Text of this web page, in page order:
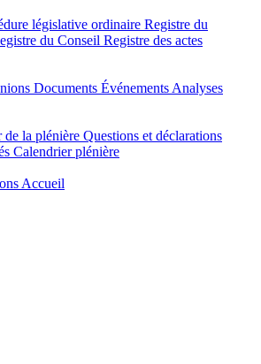
législative ordinaire Registre du
du Conseil Registre des actes
Documents ÉvénementsAnalyses
la plénière Questions et déclarations
Calendrier plénière
Accueil